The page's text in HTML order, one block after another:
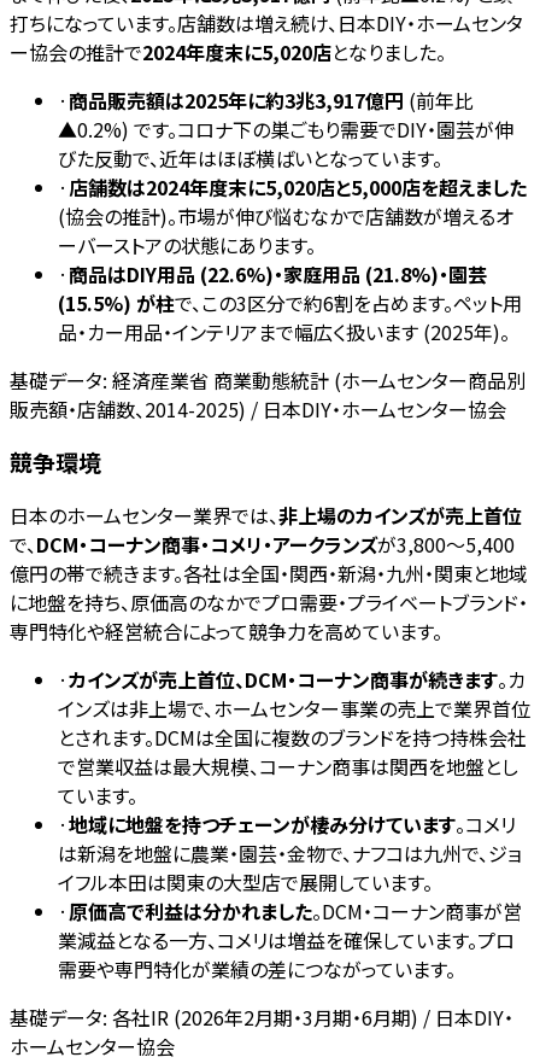
打ちになっています。店舗数は増え続け、日本DIY・ホームセンタ
ー協会の推計で2024年度末に5,020店となりました。
· 商品販売額は2025年に約3兆3,917億円 (前年比
▲0.2%) です。コロナ下の巣ごもり需要でDIY・園芸が伸
びた反動で、近年はほぼ横ばいとなっています。
· 店舗数は2024年度末に5,020店と5,000店を超えました
(協会の推計)。市場が伸び悩むなかで店舗数が増えるオ
ーバーストアの状態にあります。
· 商品はDIY用品 (22.6%)・家庭用品 (21.8%)・園芸
(15.5%) が柱で、この3区分で約6割を占めます。ペット用
品・カー用品・インテリアまで幅広く扱います (2025年)。
基礎データ: 経済産業省 商業動態統計 (ホームセンター商品別
販売額・店舗数、2014-2025) / 日本DIY・ホームセンター協会
競争環境
日本のホームセンター業界では、非上場のカインズが売上首位
で、DCM・コーナン商事・コメリ・アークランズが3,800〜5,400
億円の帯で続きます。各社は全国・関西・新潟・九州・関東と地域
に地盤を持ち、原価高のなかでプロ需要・プライベートブランド・
専門特化や経営統合によって競争力を高めています。
·カインズが売上首位、DCM・コーナン商事が続きます。カ
インズは非上場で、ホームセンター事業の売上で業界首位
とされます。DCMは全国に複数のブランドを持つ持株会社
で営業収益は最大規模、コーナン商事は関西を地盤とし
ています。
·地域に地盤を持つチェーンが棲み分けています。コメリ
は新潟を地盤に農業・園芸・金物で、ナフコは九州で、ジョ
イフル本田は関東の大型店で展開しています。
·原価高で利益は分かれました。DCM・コーナン商事が営
業減益となる一方、コメリは増益を確保しています。プロ
需要や専門特化が業績の差につながっています。
基礎データ: 各社IR (2026年2月期・3月期・6月期) / 日本DIY・
ホームセンター協会